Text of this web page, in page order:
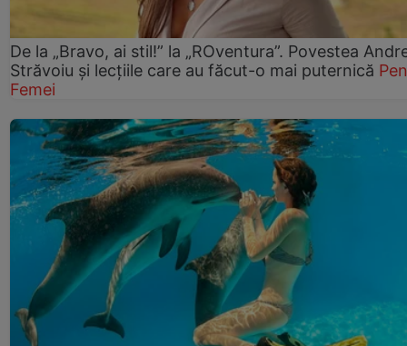
De la „Bravo, ai stil!” la „ROventura”. Povestea
Străvoiu și lecțiile care au făcut-o mai puternică
Femei